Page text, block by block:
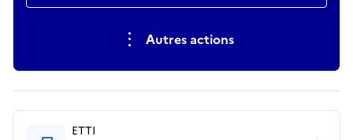
Autres actions
ETTI